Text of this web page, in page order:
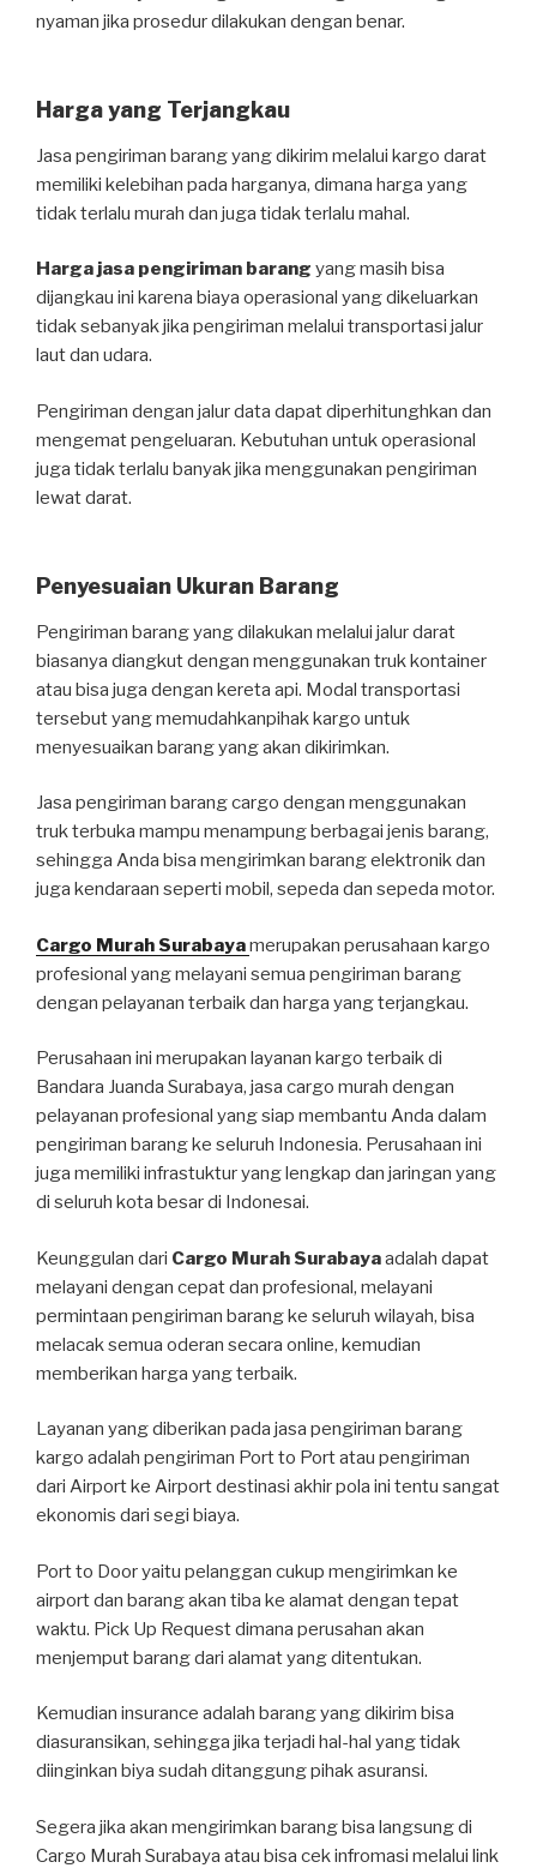
nyaman jika prosedur dilakukan dengan benar.
Harga yang Terjangkau
Jasa pengiriman barang yang dikirim melalui kargo darat
memiliki kelebihan pada harganya, dimana harga yang
tidak terlalu murah dan juga tidak terlalu mahal.
Harga jasa pengiriman barang yang masih bisa
dijangkau ini karena biaya operasional yang dikeluarkan
tidak sebanyak jika pengiriman melalui transportasi jalur
laut dan udara.
Pengiriman dengan jalur data dapat diperhitunghkan dan
mengemat pengeluaran. Kebutuhan untuk operasional
juga tidak terlalu banyak jika menggunakan pengiriman
lewat darat.
Penyesuaian Ukuran Barang
Pengiriman barang yang dilakukan melalui jalur darat
biasanya diangkut dengan menggunakan truk kontainer
atau bisa juga dengan kereta api. Modal transportasi
tersebut yang memudahkanpihak kargo untuk
menyesuaikan barang yang akan dikirimkan.
Jasa pengiriman barang cargo dengan menggunakan
truk terbuka mampu menampung berbagai jenis barang,
sehingga Anda bisa mengirimkan barang elektronik dan
juga kendaraan seperti mobil, sepeda dan sepeda motor.
Cargo Murah Surabayamerupakan perusahaan kargo
profesional yang melayani semua pengiriman barang
dengan pelayanan terbaik dan harga yang terjangkau.
Perusahaan ini merupakan layanan kargo terbaik di
Bandara Juanda Surabaya, jasa cargo murah dengan
pelayanan profesional yang siap membantu Anda dalam
pengiriman barang ke seluruh Indonesia. Perusahaan ini
juga memiliki infrastuktur yang lengkap dan jaringan yang
di seluruh kota besar di Indonesai.
Keunggulan dari Cargo Murah Surabayaadalah dapat
melayani dengan cepat dan profesional, melayani
permintaan pengiriman barang ke seluruh wilayah, bisa
melacak semua oderan secara online, kemudian
memberikan harga yang terbaik.
Layanan yang diberikan pada jasa pengiriman barang
kargo adalah pengiriman Port to Port atau pengiriman
dari Airport ke Airport destinasi akhir pola ini tentu sangat
ekonomis dari segi biaya.
Port to Door yaitu pelanggan cukup mengirimkan ke
airport dan barang akan tiba ke alamat dengan tepat
waktu. Pick Up Request dimana perusahan akan
menjemput barang dari alamat yang ditentukan.
Kemudian insurance adalah barang yang dikirim bisa
diasuransikan, sehingga jika terjadi hal-hal yang tidak
diinginkan biya sudah ditanggung pihak asuransi.
Segera jika akan mengirimkan barang bisa langsung di
Cargo Murah Surabaya atau bisa cek infromasi melalui link